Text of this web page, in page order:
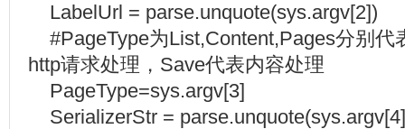
LabelUrl = parse.unquote(sys.argv[2])
#PageType为List,Content,Pages分别代
http请求处理，Save代表内容处理
PageType=sys.argv[3]
SerializerStr =